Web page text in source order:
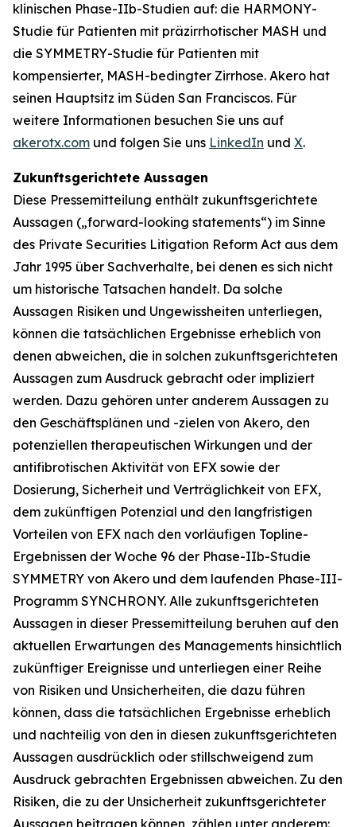
klinischen Phase-IIb-Studien auf: die HARMONY-
Studie für Patienten mit präzirrhotischer MASH und
die SYMMETRY-Studie für Patienten mit
kompensierter, MASH-bedingter Zirrhose. Akero hat
seinen Hauptsitz im Süden San Franciscos. Für
weitere Informationen besuchen Sie uns auf
akerotx.com und folgen Sie uns LinkedIn und X.
Zukunftsgerichtete Aussagen
Diese Pressemitteilung enthält zukunftsgerichtete
Aussagen („forward-looking statements“) im Sinne
des Private Securities Litigation Reform Act aus dem
Jahr 1995 über Sachverhalte, bei denen es sich nicht
um historische Tatsachen handelt. Da solche
Aussagen Risiken und Ungewissheiten unterliegen,
können die tatsächlichen Ergebnisse erheblich von
denen abweichen, die in solchen zukunftsgerichteten
Aussagen zum Ausdruck gebracht oder impliziert
werden. Dazu gehören unter anderem Aussagen zu
den Geschäftsplänen und -zielen von Akero, den
potenziellen therapeutischen Wirkungen und der
antifibrotischen Aktivität von EFX sowie der
Dosierung, Sicherheit und Verträglichkeit von EFX,
dem zukünftigen Potenzial und den langfristigen
Vorteilen von EFX nach den vorläufigen Topline-
Ergebnissen der Woche 96 der Phase-IIb-Studie
SYMMETRY von Akero und dem laufenden Phase-III-
Programm SYNCHRONY. Alle zukunftsgerichteten
Aussagen in dieser Pressemitteilung beruhen auf den
aktuellen Erwartungen des Managements hinsichtlich
zukünftiger Ereignisse und unterliegen einer Reihe
von Risiken und Unsicherheiten, die dazu führen
können, dass die tatsächlichen Ergebnisse erheblich
und nachteilig von den in diesen zukunftsgerichteten
Aussagen ausdrücklich oder stillschweigend zum
Ausdruck gebrachten Ergebnissen abweichen. Zu den
Risiken, die zu der Unsicherheit zukunftsgerichteter
Aussagen beitragen können, zählen unter anderem: